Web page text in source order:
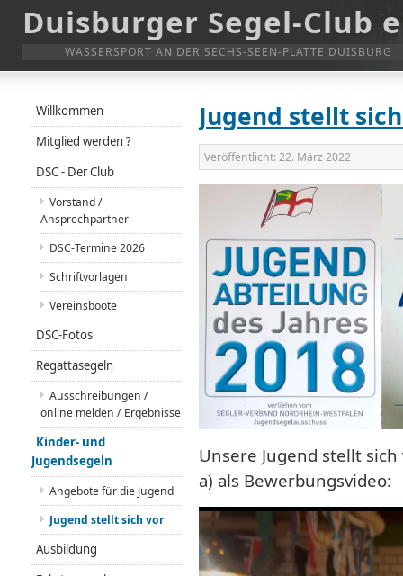
Duisburger Segel-Club
WASSERSPORT AN DER SECHS-SEEN-PLATTE DUISBURG
Jugend stellt
Veröffentlicht: 22. März 2022
Unsere Jugend stellt sich
a) als
Willkommen
Mitglied werden ?
DSC - Der Club
Vorstand /
Ansprechpartner
DSC-Termine 2026
Schriftvorlagen
Vereinsboote
DSC-Fotos
Regattasegeln
Ausschreibungen /
online melden / Ergebnisse
Kinder- und
Jugendsegeln
Angebote für die Jugend
Jugend stellt sich vor
Ausbildung